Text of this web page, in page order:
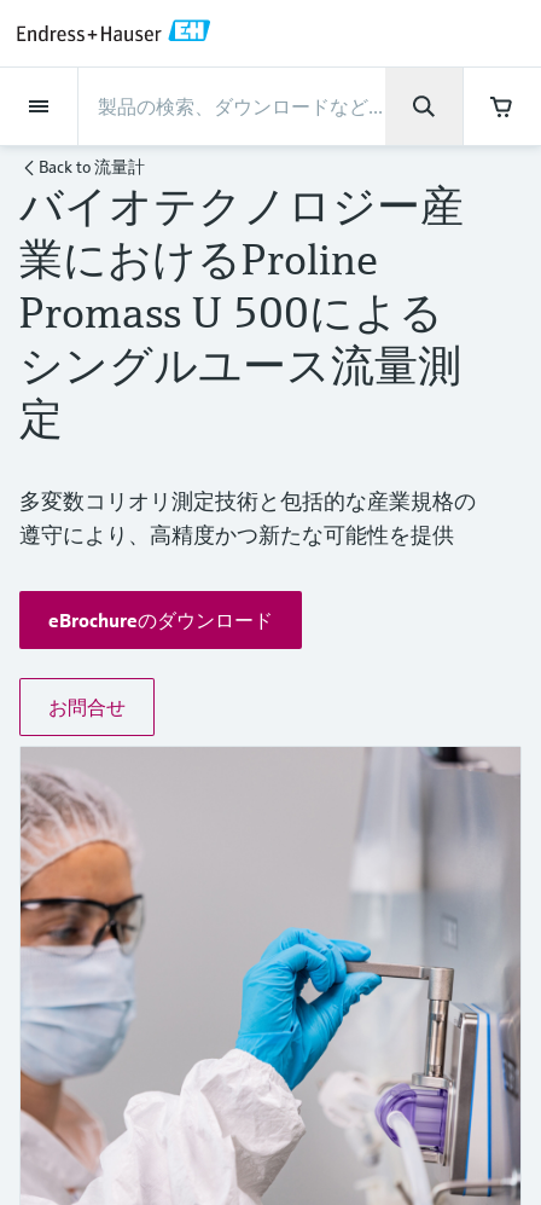
製品
流量計
レベル計・レベルスイッチ
水質分析
温度計
記録計・システム製品
化学成分の光学式分析
Netilion IIoT
ソフトウェア
製品ツール
製品ファインダ
製品の特性から、製品を検索できます。
製品選定ツール『Applicator』
用途に応じて製品を検索・選定・構成
Device Viewer（デバイス ビューワ
ー）
機器固有の情報とドキュメント（取扱説明
書、技術仕様書、後継製品、スペアパー
ツ）を見つける
流量計
電磁流量計
コリオリ質量流量計
超音波流量計
渦流量計
差圧流量測定
製品一覧
レベル計・レベルスイッ
チ
レーダーレベル計
音叉式レベルスイッチ
ガイドレーダーレベル計
超音波式レベル計
静電容量式レベル計
導電率式レベル計
フロート式レベルスイッチ
放射線式レベル計
パドル式レベルスイッチ
サーボ式レベル計
機械式レベル計
マイクロ波バリアレベル測定
圧力を使用したレベル測定
製品一覧
水質分析
pHセンサおよび変換器
Conductivity sensors & transmitters
濁度センサ & 変換器
塩素センサ & 変換器
実験器具
自動ウォーターサンプラ
TOC, COD & SAC アナライザ
ORP（酸化 還元 電位）センサお
よび変換器
汚泥界面センサおよび変換器
栄養塩測定用アナライザ & センサ
金属測定用アナライザ
プロセスフォトメータ
マイクロ波透過による測定
Memosens technology
製品一覧
温度計
温度伝送器
産業用温度計
サーモウェル
高温用温度計
一体型温度計
温度スイッチ
表面温度計
ケーブル付プローブ
マルチポイント温度計
製品一覧
圧力 / 差圧伝送器
絶対圧およびゲージ圧測定
差圧測定
製品一覧
記録計・システム製品
データマネージャ＆データロガー
プロセス表示器およびコントロー
ルユニット
電源およびバリア
ワイヤレスHART ソリューション
ゲートウェイ & モデム
Energy managers & application
managers
サージアレスタ
製品一覧
化学成分の光学式分析
TDLASとQF分析装置
ラマン分光システム
排出ガス監視ソリューション
粒子計測機器
ン
大気質計測機器
煙検出器
視程測定装置
overheight detectors（車両の高さ
超過検出器）
製品一覧
Netilion IIoT
Netilion Value
Netilion Health
Netilion Analytics
Netilionライブラリ
Netilion Connect
Netilion Device Viewer
Netilion Water
計装サービス
エンジニアリングサービス
サポートサービスおよび教育サー
ビス
計測器のメンテナンス
パフォーマンス最適化サービス
View all
エンジニアリングサービ
ス
計器新規調整
産業プロジェクト管理サービス
延長保証
サポートサービスおよび
教育サービス
計測器サポート
スマートサポートコネクト
プロセス計装トレーニング講座
計測器のメンテナンス
検証サービス
現地校正サービス
プロセスアナライザサービス
計測機器の修理
パフォーマンス最適化サー
ビス
測定性能分析
校正周期の最適化
ダイナミックインストールベース
分析
インダストリー
食品 & 飲料産業
水処理・排水処理
石油・ガス／海事産業
ライフサイエンス
パートナー
鉱業、鉄鋼産業：持続可能な未来
を引き出す
ユーティリティ - 蒸気ソリューシ
ョン
すべての業界の注目
産業市場向けの持続可能性ソリュ
ーション
プロセス産業を変革するデジタル
の力
意思決定に活用できるプロセスの
見える化で実現するオペレーショ
ナルエクセレンス
サポート
カスタマーサポート
サポートハブ：Endress+Hauserのサポート
に必要な情報を一括提供
ダウンロード
取扱説明書、カタログ、ソフトウェア、ビ
デオ、認定書、その他さまざまなドキュメ
ントの検索、ダウンロードが可能です。
ラーニングセンター
Endress+Hauserのラーニングプラットフォ
的に学べます。豊富なコースとリソース
で、あなたのスキルアップを力強くサポー
トします。
イベント & トレーニング
研修、セミナー、展示会、サミット、オン
ラインセミナーなど、さまざまなイベント
からお選びください。
会社情報
Endress+Hauserについて
プロダクトセンターの役割
ケイパビリティ
導入事例
イベント & トレーニング
キャリア
Endress+Hauserについて
会社概要
エンドレスハウザー ジャパン
財務成績
グループ経営陣
企業文化と価値感
サステナビリティ
関連会社
プロダクトセンターの役
割
Endress+Hauser Level+Pressure
Endress+Hauser Flow
Endress+Hauser Liquid Analysis
Temperature+System Products
Endress+Hauser Digital Solutions
Endress+Hauser SICK
ケイパビリティ
プロセスの安全性
サイバーセキュリティ
プロジェクトのプロセスオートメ
ーション
My Endress+Hauser
B2B インテグレーション
ニュース＆ストーリー
ニュース＆ストーリー概要
すべての記事
プレスリリース
クイックファクト
プレスイベント
イベント & トレーニング
トレーニング
セミナー
展示会
オンラインセミナー
ネットワーキング
イベント & トレーニング ファイ
ンダ
キャリア
募集中の職種を見る
Endress+Hauserで働く
その他の採用情報
Job opportunities at Analytik Jena
Sensor Technology IST AG
Endress+Hauser SICK
Back to流量計
バイオテクノロジー産
業におけるProline
Promass U 500による
シングルユース流量測
定
多変数コリオリ測定技術と包括的な産業規格の
遵守により、高精度かつ新たな可能性を提供
eBrochureのダウンロード
お問合せ